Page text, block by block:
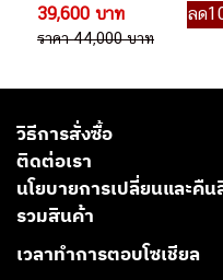
Stratocaster HSS กีตาร์
ไฟฟ้า
39,600 บาท ลด
ราคา 44,000 บาท
วิธีการสั่งซื้อ
ติดต่อเรา
นโยบายการเปลี่ยนและคื
รวมสินค้า
เวลาทำการตอบโซเชียล